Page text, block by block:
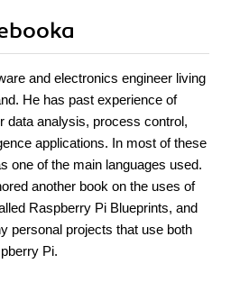
and electronics engineer living
He has past experience of
data analysis, process control,
applications. In most of these
one of the main languages used.
another book on the uses of
Raspberry Pi Blueprints, and
personal projects that use both
Pi.